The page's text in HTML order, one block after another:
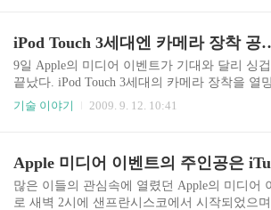
사의 통..
련 기술과 전화 비즈니스 관련건으로 여러 업체
송사를 벌이는 동안 고객은 정체상태에 빠졌고,
사이에 통신업체들은 빠르게 인터넷전화 시장
안착하기 시작했다. 2007/03/13 - Verizon, VoIP
침해 소송에서 승소 2007/09/26 - Vonage, Sprint
iPod Touch 3세대엔
9일 Apple의 미디어 이벤트가 기대와 달리 싱겁
끝났다. iPod Touch 3세대의 카메라 장착을 열
던 많은 사람들이 실망했다. 카메라에 대한 기
다. 누가봐도 iPod Touch에 카메라가 장착되면
매가 더 잘 될 것이라는 예상을 하기 때문이다.
자는 카메라 장착이 가격 상승의 요인이 된다
기술 이야기 2009. 9. 12. 10:41
많은 이들의 관심속에 열렸던 Apple의 미디어
로 새벽 2시에 샌프란시스코에서 시작되었으